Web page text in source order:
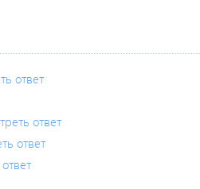
ответ
ответ
ответ